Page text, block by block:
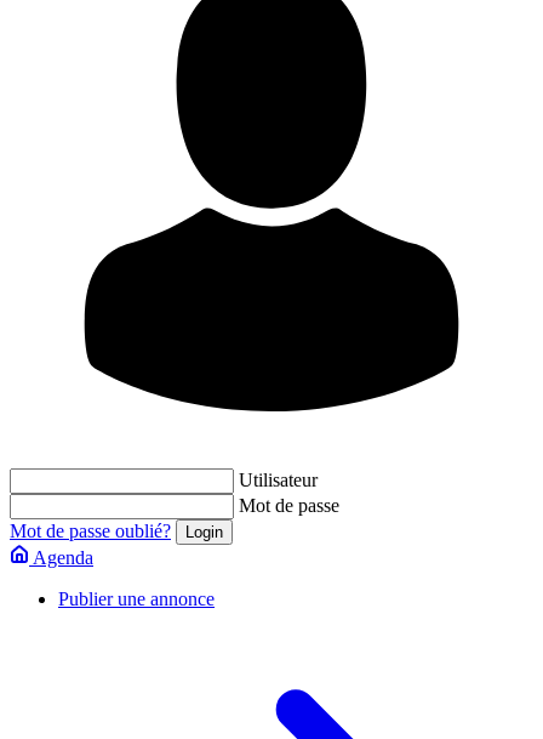
Utilisateur
Mot de passe
Mot de passe oublié?
Agenda
Publier une annonce